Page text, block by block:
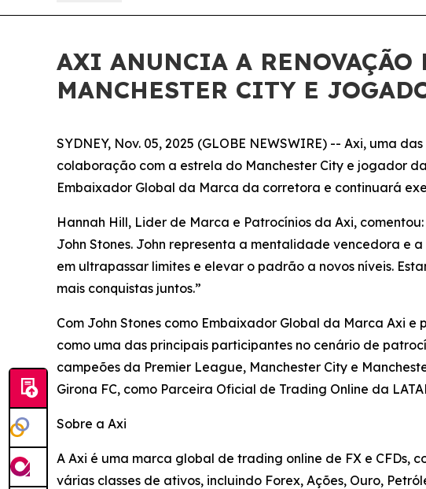
AXI ANUNCIA A RENOVAÇÃO
MANCHESTER CITY E
SYDNEY, Nov. 05, 2025 (GLOBE NEWSWIRE) -- Axi, uma
colaboração com a estrela do Manchester City e jogador
Embaixador Global da Marca da corretora e continuará
Hannah Hill, Lider de Marca e Patrocínios da Axi,
John Stones. John representa a mentalidade vencedora e
em ultrapassar limites e elevar o padrão a novos níveis.
mais conquistas juntos.”
Com John Stones como Embaixador Global da Marca Axi
como uma das principais participantes no cenário de
campeões da Premier League, Manchester City e
Girona FC, como Parceira Oficial de Trading Online da
Sobre a Axi
A Axi é uma marca global de trading online de FX e CFDs,
várias classes de ativos, incluindo Forex, Ações, Ouro,